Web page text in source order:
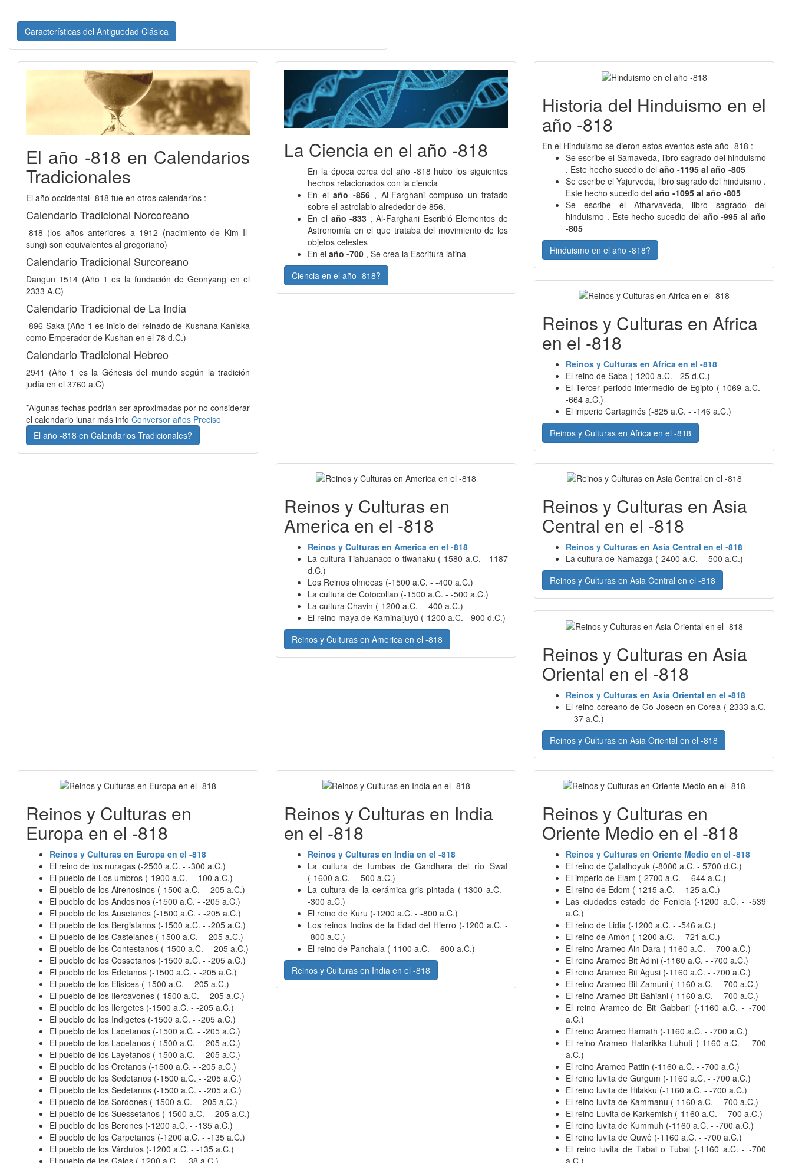
Características del Antiguedad Clásica
El año -818 en Calendarios
Tradicionales
El año occidental -818 fue en otros calendarios :
Calendario Tradicional Norcoreano
-818 (los años anteriores a 1912 (nacimiento de Kim Il-
sung) son equivalentes al gregoriano)
Calendario Tradicional Surcoreano
Dangun 1514 (Año 1 es la fundación de Geonyang en el
2333 A.C)
Calendario Tradicional de La India
-896 Saka (Año 1 es inicio del reinado de Kushana Kaniska
como Emperador de Kushan en el 78 d.C.)
Calendario Tradicional Hebreo
2941 (Año 1 es la Génesis del mundo según la tradición
judía en el 3760 a.C)
*Algunas fechas podrián ser aproximadas por no considerar
el calendario lunar más info Conversor años Preciso
El año -818 en Calendarios Tradicionales?
La Ciencia en el año -818
En la época cerca del año -818 hubo los siguientes
hechos relacionados con la ciencia
En el año -856 , Al-Farghani compuso un tratado
sobre el astrolabio alrededor de 856.
En el año -833 , Al-Farghani Escribió Elementos de
Astronomía en el que trataba del movimiento de los
objetos celestes
En el año -700 , Se crea la Escritura latina
Ciencia en el año -818?
Historia del Hinduismo en el
año -818
En el Hinduismo se dieron estos eventos este año -818 :
Se escribe el Samaveda, libro sagrado del hinduismo
. Este hecho sucedio del año -1195 al año -805
Se escribe el Yajurveda, libro sagrado del hinduismo .
Este hecho sucedio del año -1095 al año -805
Se escribe el Atharvaveda, libro sagrado del
hinduismo . Este hecho sucedio del año -995 al año
-805
Hinduismo en el año -818?
Reinos y Culturas en Africa
en el -818
Reinos y Culturas en Africa en el -818
El reino de Saba (-1200 a.C. - 25 d.C.)
El Tercer periodo intermedio de Egipto (-1069 a.C. -
-664 a.C.)
El imperio Cartaginés (-825 a.C. - -146 a.C.)
Reinos y Culturas en Africa en el -818
Reinos y Culturas en
America en el -818
Reinos y Culturas en America en el -818
La cultura Tiahuanaco o tiwanaku (-1580 a.C. - 1187
d.C.)
Los Reinos olmecas (-1500 a.C. - -400 a.C.)
La cultura de Cotocollao (-1500 a.C. - -500 a.C.)
La cultura Chavin (-1200 a.C. - -400 a.C.)
El reino maya de Kaminaljuyú (-1200 a.C. - 900 d.C.)
Reinos y Culturas en America en el -818
Reinos y Culturas en Asia
Central en el -818
Reinos y Culturas en Asia Central en el -818
La cultura de Namazga (-2400 a.C. - -500 a.C.)
Reinos y Culturas en Asia Central en el -818
Reinos y Culturas en Asia
Oriental en el -818
Reinos y Culturas en Asia Oriental en el -818
El reino coreano de Go-Joseon en Corea (-2333 a.C.
- -37 a.C.)
Reinos y Culturas en Asia Oriental en el -818
Reinos y Culturas en
Europa en el -818
Reinos y Culturas en Europa en el -818
El reino de los nuragas (-2500 a.C. - -300 a.C.)
El pueblo de Los umbros (-1900 a.C. - -100 a.C.)
El pueblo de los Airenosinos (-1500 a.C. - -205 a.C.)
El pueblo de los Andosinos (-1500 a.C. - -205 a.C.)
El pueblo de los Ausetanos (-1500 a.C. - -205 a.C.)
El pueblo de los Bergistanos (-1500 a.C. - -205 a.C.)
El pueblo de los Castelanos (-1500 a.C. - -205 a.C.)
El pueblo de los Contestanos (-1500 a.C. - -205 a.C.)
El pueblo de los Cossetanos (-1500 a.C. - -205 a.C.)
El pueblo de los Edetanos (-1500 a.C. - -205 a.C.)
El pueblo de los Elisices (-1500 a.C. - -205 a.C.)
El pueblo de los Ilercavones (-1500 a.C. - -205 a.C.)
El pueblo de los Ilergetes (-1500 a.C. - -205 a.C.)
El pueblo de los Indigetes (-1500 a.C. - -205 a.C.)
El pueblo de los Lacetanos (-1500 a.C. - -205 a.C.)
El pueblo de los Lacetanos (-1500 a.C. - -205 a.C.)
El pueblo de los Layetanos (-1500 a.C. - -205 a.C.)
El pueblo de los Oretanos (-1500 a.C. - -205 a.C.)
El pueblo de los Sedetanos (-1500 a.C. - -205 a.C.)
El pueblo de los Sedetanos (-1500 a.C. - -205 a.C.)
El pueblo de los Sordones (-1500 a.C. - -205 a.C.)
El pueblo de los Suessetanos (-1500 a.C. - -205 a.C.)
El pueblo de los Berones (-1200 a.C. - -135 a.C.)
El pueblo de los Carpetanos (-1200 a.C. - -135 a.C.)
El pueblo de los Várdulos (-1200 a.C. - -135 a.C.)
Reinos y Culturas en India
en el -818
Reinos y Culturas en India en el -818
La cultura de tumbas de Gandhara del río Swat
(-1600 a.C. - -500 a.C.)
La cultura de la cerámica gris pintada (-1300 a.C. -
-300 a.C.)
El reino de Kuru (-1200 a.C. - -800 a.C.)
Los reinos Indios de la Edad del Hierro (-1200 a.C. -
-800 a.C.)
El reino de Panchala (-1100 a.C. - -600 a.C.)
Reinos y Culturas en India en el -818
Reinos y Culturas en
Oriente Medio en el -818
Reinos y Culturas en Oriente Medio en el -818
El reino de Çatalhoyuk (-8000 a.C. - 5700 d.C.)
El imperio de Elam (-2700 a.C. - -644 a.C.)
El reino de Edom (-1215 a.C. - -125 a.C.)
Las ciudades estado de Fenicia (-1200 a.C. - -539
a.C.)
El reino de Lidia (-1200 a.C. - -546 a.C.)
El reino de Amón (-1200 a.C. - -721 a.C.)
El reino Arameo Ain Dara (-1160 a.C. - -700 a.C.)
El reino Arameo Bit Adini (-1160 a.C. - -700 a.C.)
El reino Arameo Bit Agusi (-1160 a.C. - -700 a.C.)
El reino Arameo Bit Zamuni (-1160 a.C. - -700 a.C.)
El reino Arameo Bit-Bahiani (-1160 a.C. - -700 a.C.)
El reino Arameo de Bit Gabbari (-1160 a.C. - -700
a.C.)
El reino Arameo Hamath (-1160 a.C. - -700 a.C.)
El reino Arameo Hatarikka-Luhuti (-1160 a.C. - -700
a.C.)
El reino Arameo Pattin (-1160 a.C. - -700 a.C.)
El reino luvita de Gurgum (-1160 a.C. - -700 a.C.)
El reino luvita de Hilakku (-1160 a.C. - -700 a.C.)
El reino luvita de Kammanu (-1160 a.C. - -700 a.C.)
El reino Luvita de Karkemish (-1160 a.C. - -700 a.C.)
El reino luvita de Kummuh (-1160 a.C. - -700 a.C.)
El reino luvita de Quwê (-1160 a.C. - -700 a.C.)
El reino luvita de Tabal o Tubal (-1160 a.C. - -700